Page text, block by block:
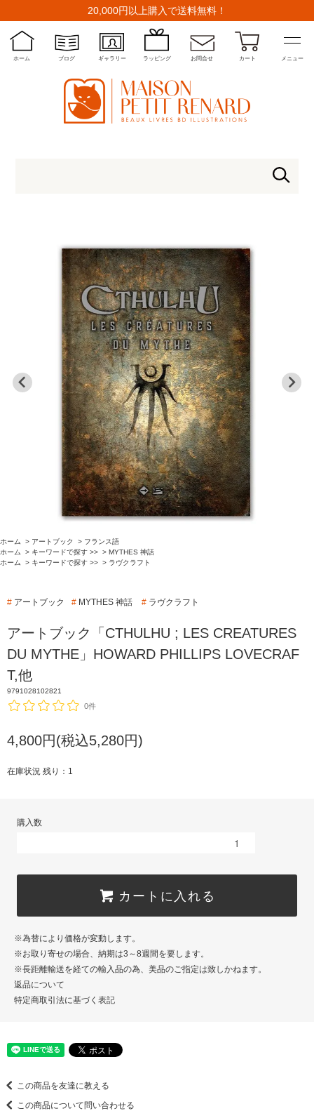
20,000円以上購入で送料無料！
ホーム ブログ ギャラリー ラッピング お問合せ カート メニュー
ホーム > アートブック > フランス語
ホーム
> キーワードで探す >> > MYTHES 神話
ホーム
> キーワードで探す >> > ラヴクラフト
# アートブック # MYTHES 神話 # ラヴクラフト
アートブック「CTHULHU ; LES CREATURES
DU MYTHE」HOWARD PHILLIPS LOVECRAF
T,他
9791028102821
0件
4,800円(税込5,280円)
在庫状況 残り：1
購入数
カートに入れる
※為替により価格が変動します。
※お取り寄せの場合、納期は3～8週間を要します。
※長距離輸送を経ての輸入品の為、美品のご指定は致しかねます。
返品について
特定商取引法に基づく表記
この商品を友達に教える
この商品について問い合わせる